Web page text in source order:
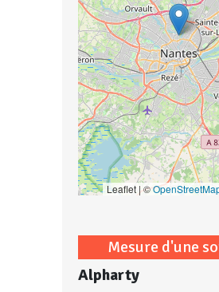
Leaflet | ©
Mesure d'une
Alpharty